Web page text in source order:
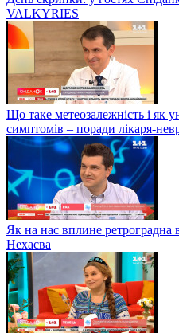
VALKYRIES
Що таке метеозалежність і як
симптомів – поради лікаря-
Як на нас вплине ретроградна
Нехаєва